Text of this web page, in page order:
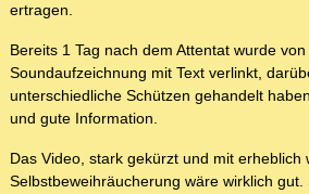
ertragen.
Bereits 1 Tag nach dem Attentat wurde
Soundaufzeichnung mit Text verlinkt,
unterschiedliche Schützen gehandelt
und gute Information.
Das Video, stark gekürzt und mit erheblich
Selbstbeweihräucherung wäre wirklich